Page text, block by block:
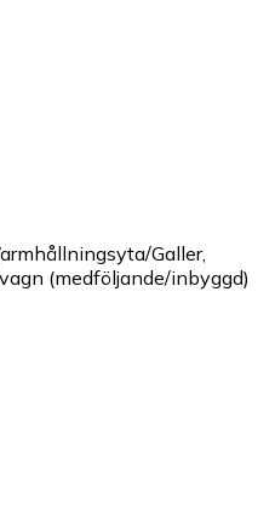
Galler,
(medföljande/inbyggd)